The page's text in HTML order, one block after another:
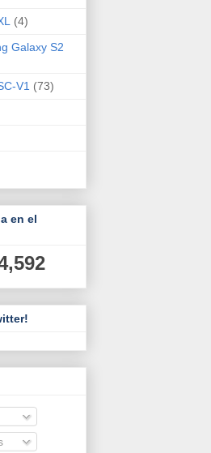
(4)
Galaxy S2
V1 (73)
en el